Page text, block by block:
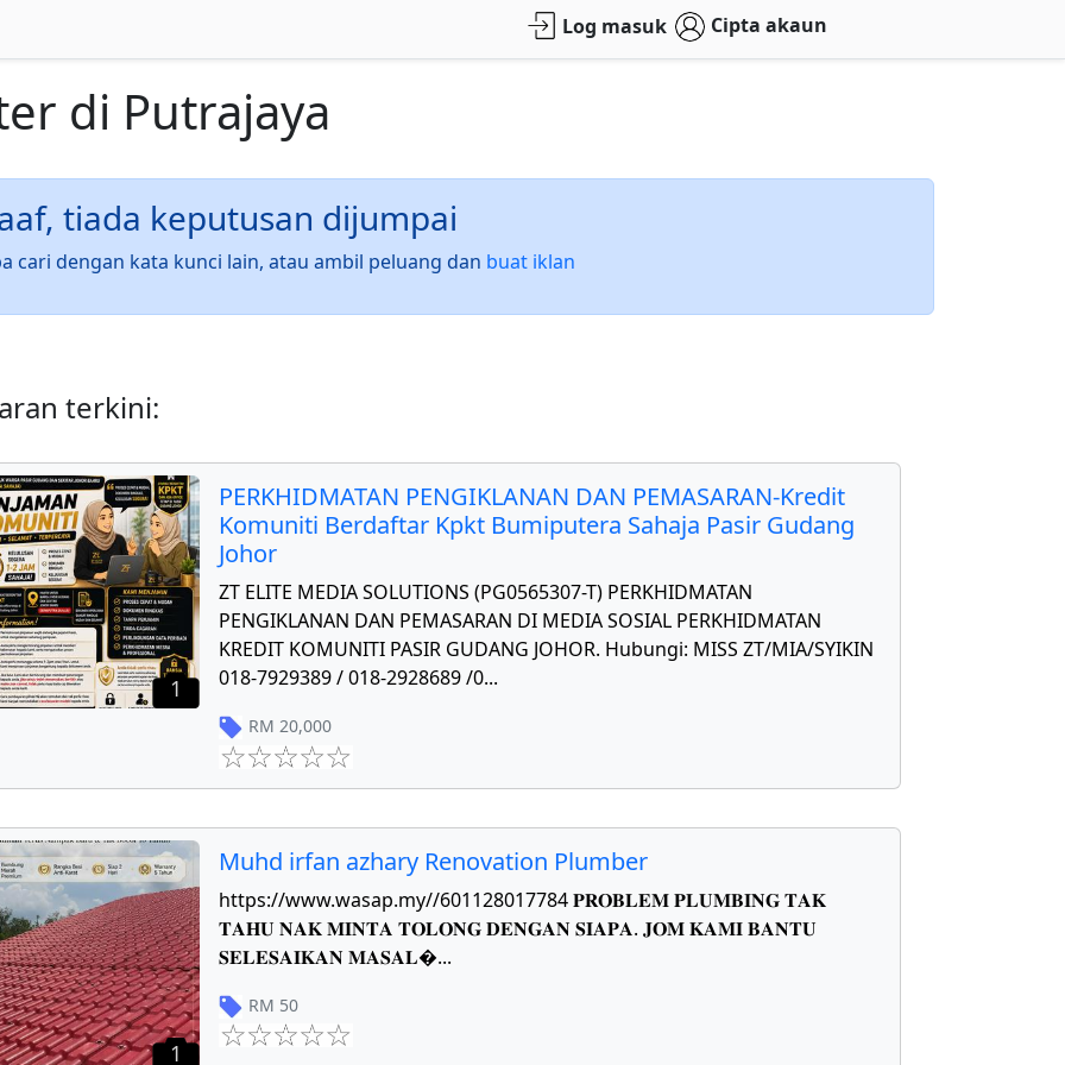
Log masuk Cipta akaun
di Putrajaya
tiada keputusan dijumpai
cari dengan kata kunci lain, atau ambil peluang dan buat iklan
terkini:
1
PERKHIDMATAN PENGIKLANAN DAN PEMASARAN-Kredit
Komuniti Berdaftar Kpkt Bumiputera Sahaja Pasir Gudang
Johor
ZT ELITE MEDIA SOLUTIONS (PG0565307-T) PERKHIDMATAN
PENGIKLANAN DAN PEMASARAN DI MEDIA SOSIAL PERKHIDMATAN
KREDIT KOMUNITI PASIR GUDANG JOHOR. Hubungi: MISS ZT/MIA/SYIKIN
018-7929389 / 018-2928689 /0...
RM 20,000
1
Muhd irfan azhary Renovation Plumber
https://www.wasap.my//601128017784 𝐏𝐑𝐎𝐁𝐋𝐄𝐌 𝐏𝐋𝐔𝐌𝐁𝐈𝐍𝐆 𝐓𝐀𝐊
𝐓𝐀𝐇𝐔 𝐍𝐀𝐊 𝐌𝐈𝐍𝐓𝐀 𝐓𝐎𝐋𝐎𝐍𝐆 𝐃𝐄𝐍𝐆𝐀𝐍 𝐒𝐈𝐀𝐏𝐀. 𝐉𝐎𝐌 𝐊𝐀𝐌𝐈 𝐁𝐀𝐍𝐓𝐔
𝐒𝐄𝐋𝐄𝐒𝐀𝐈𝐊𝐀𝐍 𝐌𝐀𝐒𝐀𝐋...
RM 50